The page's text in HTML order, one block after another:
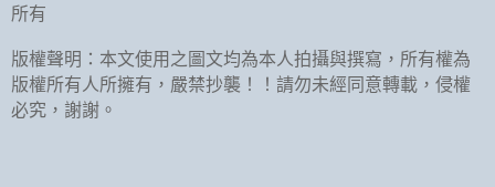
所有
版權聲明：本文使用之圖文均為本人拍攝與撰寫，所有權為
版權所有人所擁有，嚴禁抄襲！！請勿未經同意轉載，侵權
必究，謝謝。